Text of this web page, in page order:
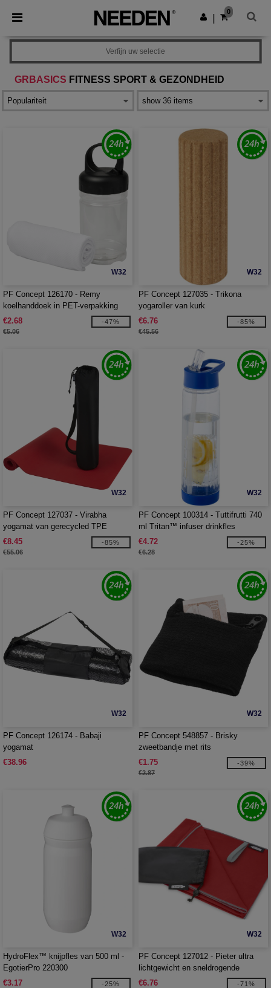
× Needen-app
Betere prijzen in de app!
Download app
0
GRBASICS FITNESS SPORT & GEZONDHEID
Verfijn uw selectie
W32
PF Concept 126170 - Remy
koelhanddoek in PET-verpakking
€2.68
€5.06
-47%
W32
PF Concept 127035 - Trikona
yogaroller van kurk
€6.76
€45.56
-85%
W32
PF Concept 127037 - Virabha
yogamat van gerecycled TPE
€8.45
€55.06
-85%
W32
PF Concept 100314 - Tuttifrutti 740
ml Tritan™ infuser drinkfles
€4.72
€6.28
-25%
W32
PF Concept 126174 - Babaji
yogamat
€38.96
W32
PF Concept 548857 - Brisky
zweetbandje met rits
€1.75
€2.87
-39%
W32
HydroFlex™ knijpfles van 500 ml -
EgotierPro 220300
€3.17
-25%
W32
PF Concept 127012 - Pieter ultra
lichtgewicht en sneldrogende
handdoek van gerecycled PET
€6.76 -71%